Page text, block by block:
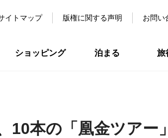
イトマップ 版権に関する声明 お問い
ショッピング 泊まる 旅
10本の「凰金ツア